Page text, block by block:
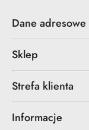
Dane adresowe
Sklep
Strefa klienta
Informacje